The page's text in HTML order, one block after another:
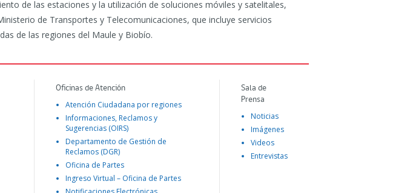
de las estaciones y la utilización de soluciones móviles y satelitales,
de Transportes y Telecomunicaciones, que incluye servicios
de las regiones del Maule y Biobío.
Oficinas de Atención
Atención Ciudadana por regiones
Informaciones, Reclamos y
Sugerencias (OIRS)
Departamento de Gestión de
Reclamos (DGR)
Oficina de Partes
Ingreso Virtual – Oficina de Partes
Sala de
Prensa
Noticias
Imágenes
Videos
Entrevistas